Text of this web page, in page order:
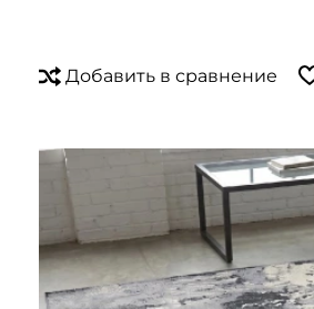
Добавить в сравнение